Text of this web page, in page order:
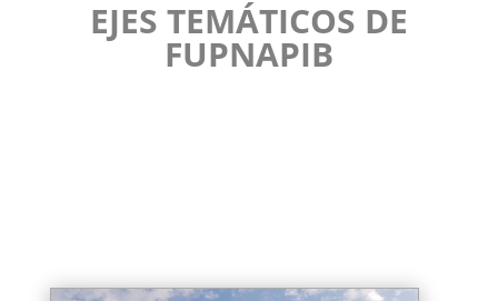
EJES TEMÁTICOS DE
FUPNAPIB